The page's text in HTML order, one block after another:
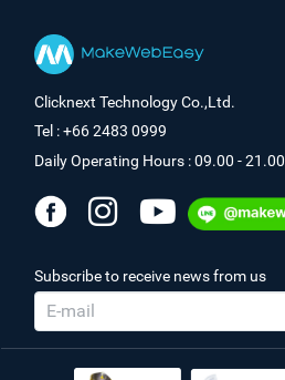
Clicknext Technology Co.,Ltd.
Tel : +66 2483 0999
Daily Operating Hours : 09.00 - 21.00
Subscribe to receive news from us